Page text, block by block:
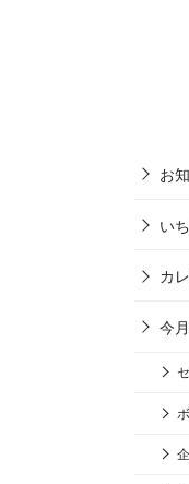
お
い
カ
今